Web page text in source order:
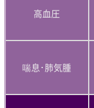
高血圧
喘息･肺気腫